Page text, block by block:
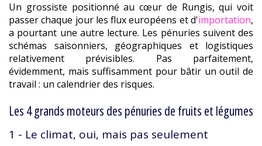
Un grossiste positionné au cœur de Rungis, qui voit
passer chaque jour les flux européens et d'importation,
a pourtant une autre lecture. Les pénuries suivent des
schémas saisonniers, géographiques et logistiques
relativement prévisibles. Pas parfaitement,
évidemment, mais suffisamment pour bâtir un outil de
travail : un calendrier des risques.
Les 4 grands moteurs des pénuries de fruits et légumes
1 - Le climat, oui, mais pas seulement